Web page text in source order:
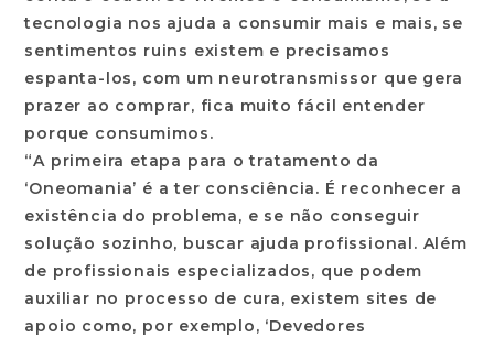
tecnologia nos ajuda a consumir mais e mais, se
sentimentos ruins existem e precisamos
espanta-los, com um neurotransmissor que gera
prazer ao comprar, fica muito fácil entender
porque consumimos.
“A primeira etapa para o tratamento da
‘Oneomania’ é a ter consciência. É reconhecer a
existência do problema, e se não conseguir
solução sozinho, buscar ajuda profissional. Além
de profissionais especializados, que podem
auxiliar no processo de cura, existem sites de
apoio como, por exemplo, ‘Devedores